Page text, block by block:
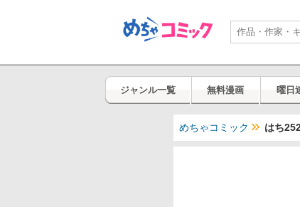
ジャンル一覧 無料漫画 曜日
めちゃコミック はち